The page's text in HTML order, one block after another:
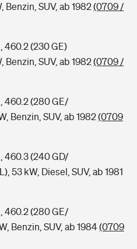
Benzin, SUV, ab 1982(0709 /
460.2 (230 GE)
Benzin, SUV, ab 1982(0709 /
460.2 (280 GE/
Benzin, SUV, ab 1982(0709
460.3 (240 GD/
53 kW, Diesel, SUV, ab 1981
460.2 (280 GE/
Benzin, SUV, ab 1984(0709